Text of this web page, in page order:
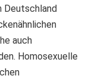
Deutschland
auch
Homosexuelle